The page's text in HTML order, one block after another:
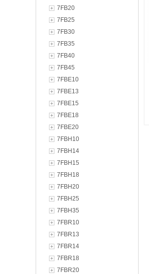
7FB20
7FB25
7FB30
7FB35
7FB40
7FB45
7FBE10
7FBE13
7FBE15
7FBE18
7FBE20
7FBH10
7FBH14
7FBH15
7FBH18
7FBH20
7FBH25
7FBH35
7FBR10
7FBR13
7FBR14
7FBR18
7FBR20